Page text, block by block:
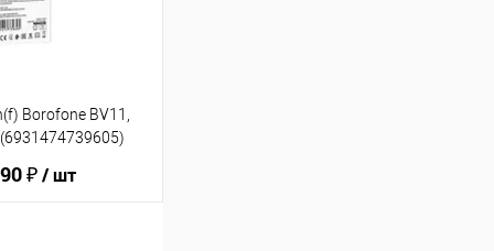
Borofone BV11,
₽/ шт